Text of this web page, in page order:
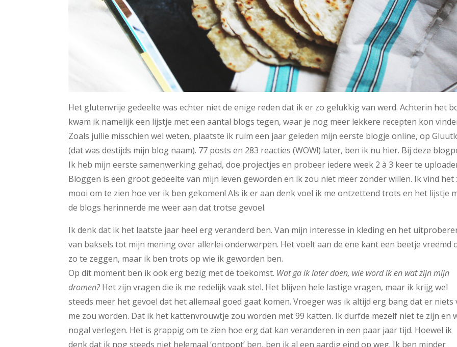
Het glutenvrije gedeelte was echter niet de enige reden dat ik er zo gelukkig van werd. Achterin het
kwam ik namelijk een lijstje met een aantal blogs tegen, waar je nog meer lekkere recepten kon
Zoals jullie misschien wel weten, plaatste ik ruim een jaar geleden mijn eerste blogje online, op
(dat was destijds mijn blog naam). 77 posts en 283 reacties (WOW!) later, ben ik nu hier. Bij deze
Ik heb mijn eerste samenwerking gehad, doe projectjes en probeer iedere week 2 à 3 keer te
Bloggen is een groot gedeelte van mijn leven geworden en ik zou niet meer zonder willen. Ik vind het
mooi om te zien hoe ver ik ben gekomen! Als ik er aan denk voel ik me ontzettend trots en het lijstje
de blogs herinnerde me weer aan dat trotse gevoel.
Ik denk dat ik het laatste jaar heel erg veranderd ben. Van mijn interesse in kleding en het
van baksels tot mijn mening over allerlei onderwerpen. Het voelt aan de ene kant een beetje vreemd
zo te zeggen, maar ik ben trots op wie ik geworden ben.
Op dit moment ben ik ook erg bezig met de toekomst. Wat ga ik later doen, wie word ik en wat zijn mijn
dromen?Het zijn vragen die ik me redelijk vaak stel. Het blijven hele lastige vragen, maar ik krijg wel
steeds meer het gevoel dat het allemaal goed gaat komen. Vroeger was ik altijd erg bang dat er niets
me zou worden. Dat ik het kattenvrouwtje zou worden met 99 katten. Ik durfde mezelf niet te zijn en
nogal verlegen. Het is grappig om te zien hoe erg dat kan veranderen in een paar jaar tijd. Hoewel ik
denk dat ik nog steeds niet helemaal ‘ontpopt’ ben, ben ik al een aardig eind op weg. Ik ben minder